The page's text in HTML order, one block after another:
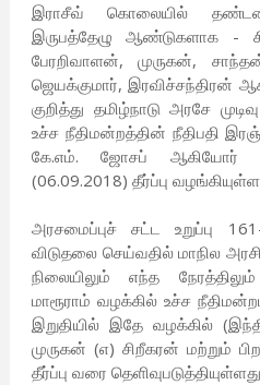
இராசீவ் கொலையில்
இருபத்தேழு ஆண்டுகளாக -
பேரறிவாளன், முருகன்,
ஜெயக்குமார், இரவிச்சந்திரன்
குறித்து தமிழ்நாடு அரசே
உச்ச நீதிமன்றத்தின் நீதிபதி
கே.எம். ஜோசப் ஆகியோர்
(06.09.2018) தீர்ப்பு
அரசமைப்புச் சட்ட உறுப்பு
விடுதலை செய்வதில் மாநில
நிலையிலும் எந்த
மாரூராம் வழக்கில் உச்ச
இறுதியில் இதே வழக்கில்
முருகன் (எ) சிறீகரன் மற்றும்
தீர்ப்பு வரை